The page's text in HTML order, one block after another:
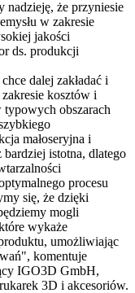
nadzieję, że przyniesie
w zakresie
jakości
ds. produkcji
dalej zakładać i
kosztów i
obszarach
małoseryjna i
bardziej istotna, dlatego
procesu
się, że dzięki
mogli
wykaże
umożliwiając
komentuje
IGO3D GmbH,
3D i akcesoriów.